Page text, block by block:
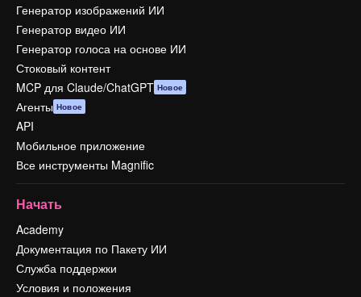
Генератор изображений ИИ
Генератор видео ИИ
Генератор голоса на основе ИИ
Стоковый контент
MCP для Claude/ChatGPT Новое
Агенты Новое
API
Мобильное приложение
Все инструменты Magnific
Начать
Academy
Документация по Пакету ИИ
Служба поддержки
Условия и положения